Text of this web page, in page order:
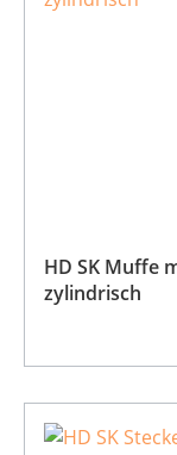
HD SK Muffe
zylindrisch